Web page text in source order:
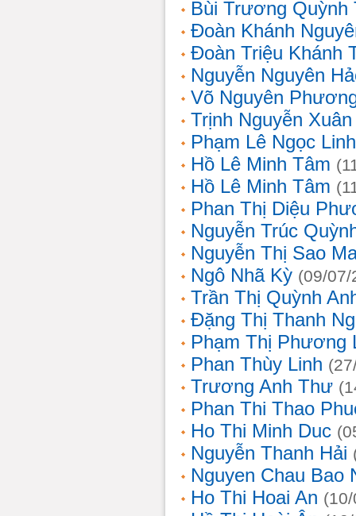
Bùi Trương Quỳnh
Đoàn Khánh
Đoàn Triệu Khánh
Nguyễn Nguyên
Võ Nguyên
Trịnh Nguyễn
Phạm Lê Ngọc Linh
Hồ Lê Minh Tâm
Hồ Lê Minh Tâm
Phan Thị Diệu
Nguyễn Trúc
Nguyễn Thị Sao
Ngô Nhã Kỳ (09/07/
Trần Thị Quỳnh
Đặng Thị Thanh
Phạm Thị Phương
Phan Thùy Linh
Trương Anh Thư
Phan Thi Thao
Ho Thi Minh Duc
Nguyễn Thanh Hải
Nguyen Chau Bao
Ho Thi Hoai An